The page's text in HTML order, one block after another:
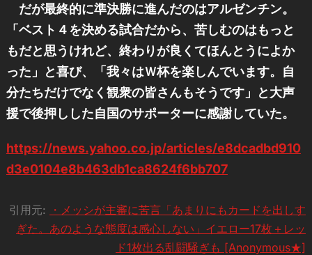
だが最終的に準決勝に進んだのはアルゼンチン。
「ベスト４を決める試合だから、苦しむのはもっと
もだと思うけれど、終わりが良くてほんとうによか
った」と喜び、「我々はＷ杯を楽しんでいます。自
分たちだけでなく観衆の皆さんもそうです」と大声
援で後押しした自国のサポーターに感謝していた。
https://news.yahoo.co.jp/articles/e8dcadbd910
d3e0104e8b463db1ca8624f6bb707
引用元:
・メッシが主審に苦言「あまりにもカードを出しす
ぎた。あのような態度は感心しない」イエロー17枚＋レッ
ド1枚出る乱闘騒ぎも [Anonymous★]